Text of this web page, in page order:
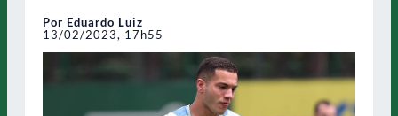
Por Eduardo Luiz
13/02/2023, 17h55